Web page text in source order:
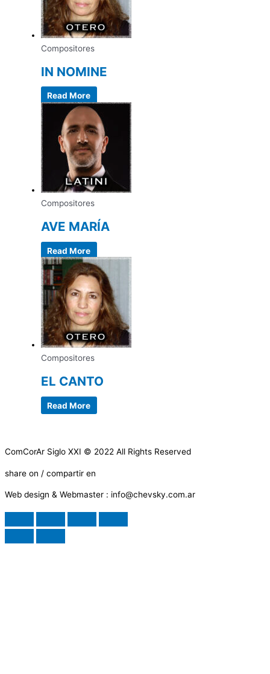
Compositores
IN NOMINE
Read More
Compositores
AVE MARÍA
Read More
Compositores
EL CANTO
Read More
ComCorAr Siglo XXI © 2022 All Rights Reserved
share on / compartir en
Web design & Webmaster : info@chevsky.com.ar